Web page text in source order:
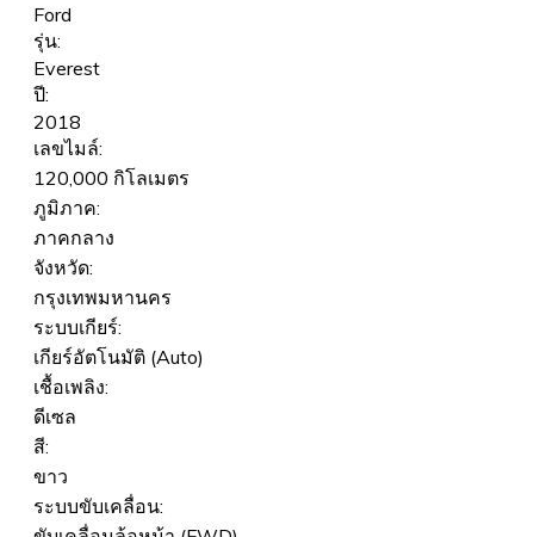
Ford
รุ่น:
Everest
ปี:
2018
เลขไมล์:
120,000 กิโลเมตร
ภูมิภาค:
ภาคกลาง
จังหวัด:
กรุงเทพมหานคร
ระบบเกียร์:
เกียร์อัตโนมัติ (Auto)
เชื้อเพลิง:
ดีเซล
สี:
ขาว
ระบบขับเคลื่อน: